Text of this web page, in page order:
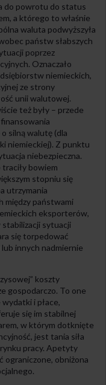
do powrotu do status
a którego to właśnie
waluta podwyższyła
państw słabszych
poprzez
Oznaczało
niemieckich,
ze strony
unii walutowej.
też były – przede
silną walutę (dla
niemieckiej). Z punktu
niebezpieczna.
bowiem
stopniu się
utrzymania
między państwami
eksporterów,
sytuacji
się torpedować
innych nadmiernie
koszty
gospodarczo. To one
i płace,
się im stabilnej
w którym dotknięte
jest tania siła
pracy. Apetyty
ograniczone, obniżona